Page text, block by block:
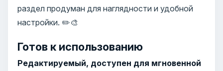
раздел продуман для наглядности и удобной
настройки. ✏️🎨
Готов к использованию
Редактируемый, доступен для мгновенной